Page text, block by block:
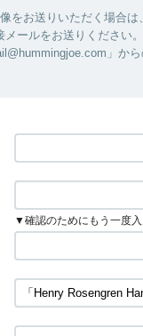
をお送りいただく場合
メールをお送りください
」か
▼確認のためにもう一度入